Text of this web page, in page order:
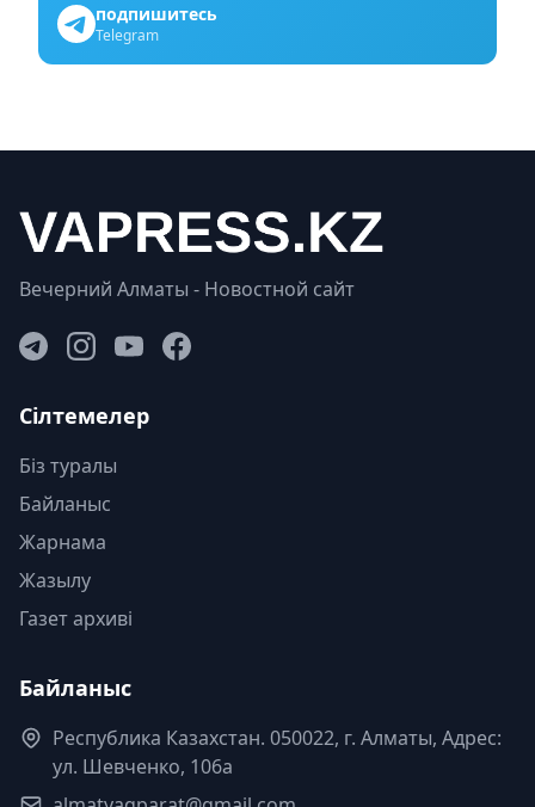
подпишитесь
Telegram
Вечерний Алматы - Новостной сайт
Сілтемелер
Біз туралы
Байланыс
Жарнама
Жазылу
Газет архиві
Байланыс
Республика Казахстан. 050022, г. Алматы, Адрес:
ул. Шевченко, 106а